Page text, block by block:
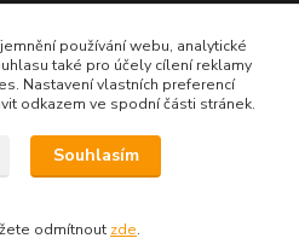
používání webu, analytické
také pro účely cílení reklamy
Nastavení vlastních preferencí
odkazem ve spodní části stránek.
Souhlasím
odmítnout zde.